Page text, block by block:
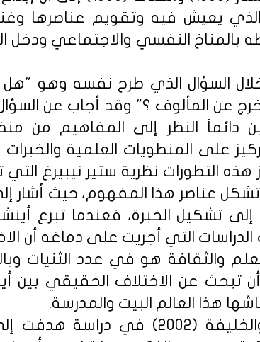
يعيش فيه وتقويم عناصرها
بالمناخ النفسي والاجتماعي ودخل
صبحي (2004) من خلال السؤال الذي طرح نفسه
عن المألوف ؟" وقد أجاب عن
دائماً النظر إلى المفاهيم من
على المنطويات العلمية
هذه التطورات نظرية ستير نيبيرغ
عناصر هذا المفهوم، حيث أشار إلى
تشكيل الخبرة، فعندما تبرع
التي أجريت على دماغه أن
والثقافة هو في عدد الثنيات
تبحث عن الاختلاف الحقيقي بين
هذا العالم البيت والمدرسة.
وقد أشارت كل من العكري والخليفة